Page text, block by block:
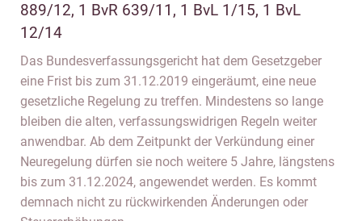
889/12, 1 BvR 639/11, 1 BvL 1/15, 1 BvL
12/14
Das Bundesverfassungsgericht hat dem Gesetzgeber
eine Frist bis zum 31.12.2019 eingeräumt, eine neue
gesetzliche Regelung zu treffen. Mindestens so lange
bleiben die alten, verfassungswidrigen Regeln weiter
anwendbar. Ab dem Zeitpunkt der Verkündung einer
Neuregelung dürfen sie noch weitere 5 Jahre, längstens
bis zum 31.12.2024, angewendet werden. Es kommt
demnach nicht zu rückwirkenden Änderungen oder